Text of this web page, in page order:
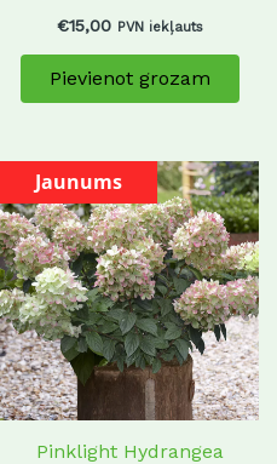
€15,00 PVN iekļauts
Pievienot grozam
Jaunums
Pinklight Hydrangea